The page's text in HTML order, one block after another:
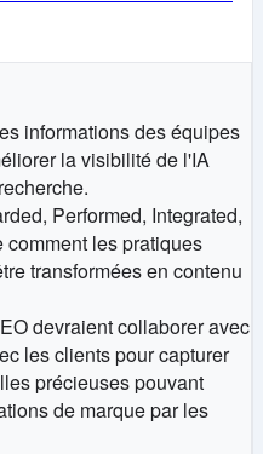
informations des équipes
la visibilité de l'IA
Performed, Integrated,
les pratiques
transformées en contenu
devraient collaborer avec
les clients pour capturer
précieuses pouvant
de marque par les